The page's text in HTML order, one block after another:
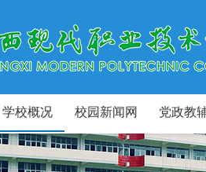
学校概况 校园新闻网 党政教